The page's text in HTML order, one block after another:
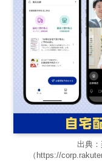
出典
（https://